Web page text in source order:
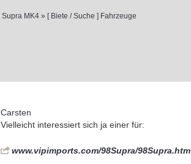
Supra MK4 » [ Biete / Suche ] Fahrzeuge
Carsten
Vielleicht interessiert sich ja einer für:
www.vipimports.com/98Supra/98Supra.htm